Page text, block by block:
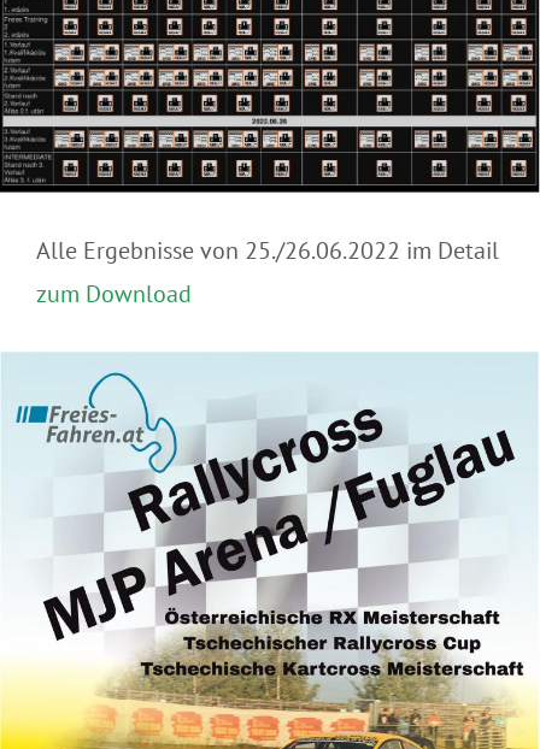
Alle Ergebnisse von 25./26.06.2022 im Detail
zum Download